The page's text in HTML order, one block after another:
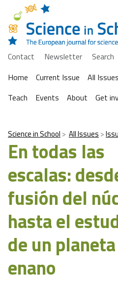
Contact Newsletter
Search
Home
Current Issue All Issues
Teach
Events About Get
Science in School All Issues
En todas las
escalas:
fusión del
hasta el
de un planeta
enano